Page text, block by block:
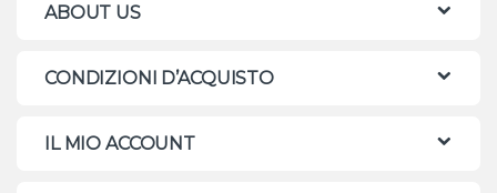
ABOUT US
CONDIZIONI D’ACQUISTO
IL MIO ACCOUNT